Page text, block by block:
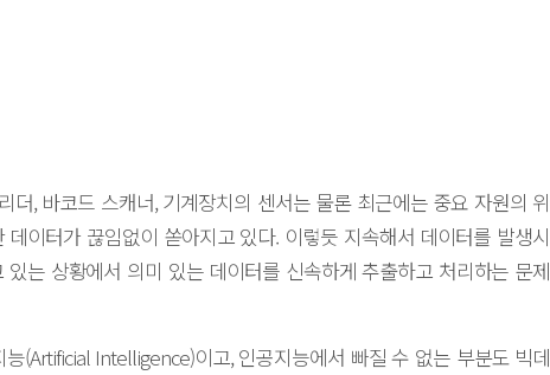
, 바코드 스캐너, 기계장치의 센서는 물론 최근에는 중요 자원의 위
이터가 끊임없이 쏟아지고 있다. 이렇듯 지속해서 데이터를 발생시
는 상황에서 의미 있는 데이터를 신속하게 추출하고 처리하는 문제
(Artificial Intelligence)이고, 인공지능에서 빠질 수 없는 부분도 빅데